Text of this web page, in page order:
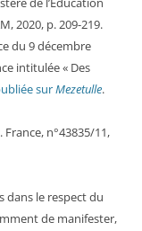
2020, p. 209-219.
du 9 décembre
intitulée « Des
surMezetulle.
France, n°43835/11,
dans le respect du
de manifester,